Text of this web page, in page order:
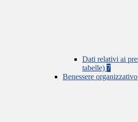
Dati relativi ai
tabelle) 7
Benessere organizzativo